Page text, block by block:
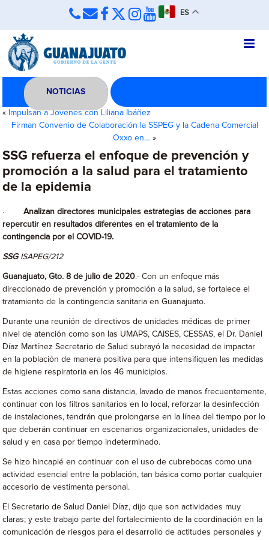
ES
NOTICIAS
« Impulsan a Jóvenes con Liliana Ibáñez
Firman Convenio de Colaboración la SSPEG y la Cadena Comercial
Oxxo en… »
SSG refuerza el enfoque de prevención y
promoción a la salud para el tratamiento
de la epidemia
·Analizan directores municipales estrategias de acciones para
repercutir en resultados diferentes en el tratamiento de la
contingencia por el COVID-19.
SSG ISAPEG/212
Guanajuato, Gto. 8 de julio de 2020.- Con un enfoque más
direccionado de prevención y promoción a la salud, se fortalece el
tratamiento de la contingencia sanitaria en Guanajuato.
Durante una reunión de directivos de unidades médicas de primer
nivel de atención como son las UMAPS, CAISES, CESSAS, el Dr. Daniel
Díaz Martínez Secretario de Salud subrayó la necesidad de impactar
en la población de manera positiva para que intensifiquen las medidas
de higiene respiratoria en los 46 municipios.
Estas acciones como sana distancia, lavado de manos frecuentemente,
continuar con los filtros sanitarios en lo local, reforzar la desinfección
de instalaciones, tendrán que prolongarse en la línea del tiempo por lo
que deberán continuar en escenarios organizacionales, unidades de
salud y en casa por tiempo indeterminado.
Se hizo hincapié en continuar con el uso de cubrebocas como una
actividad esencial entre la población, tan básica como portar cualquier
accesorio de vestimenta personal.
El Secretario de Salud Daniel Díaz, dijo que son actividades muy
claras; y este trabajo parte del fortalecimiento de la coordinación en la
comunicación de riesgos para el desarrollo de actitudes personales y